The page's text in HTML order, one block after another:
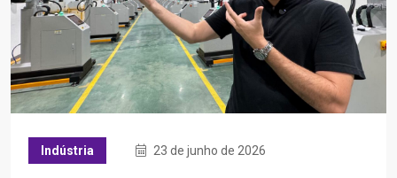
Indústria 23 de junho de 2026